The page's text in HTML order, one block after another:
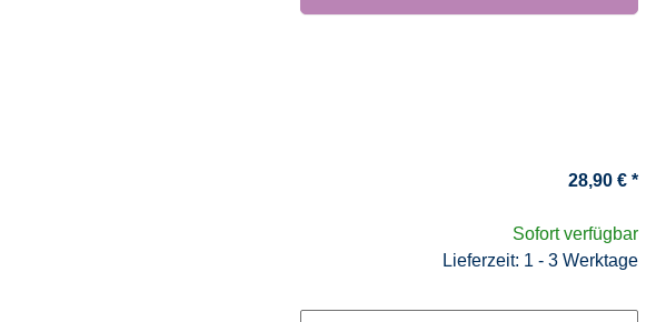
28,90 € *
Sofort verfügbar
Lieferzeit: 1 - 3 Werktage